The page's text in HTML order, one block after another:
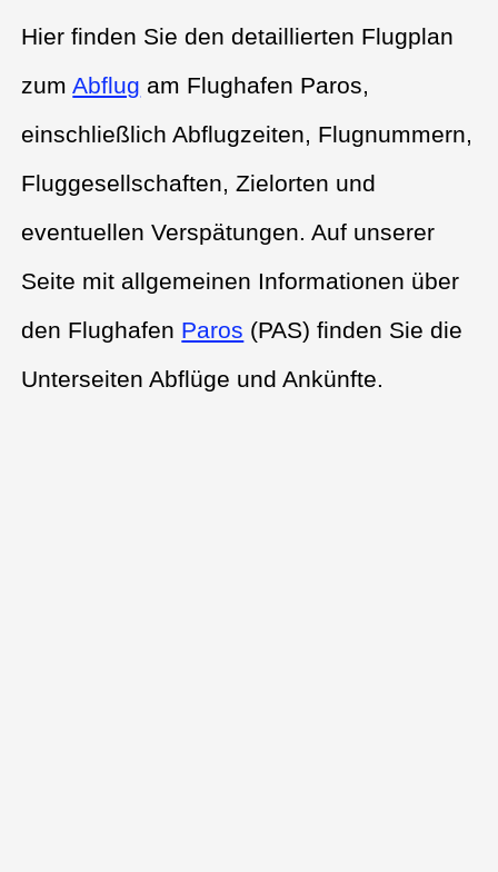
Hier finden Sie den detaillierten Flugplan
zumAbflug am Flughafen Paros,
einschließlich Abflugzeiten, Flugnummern,
Fluggesellschaften, Zielorten und
eventuellen Verspätungen. Auf unserer
Seite mit allgemeinen Informationen über
den Flughafen Paros (PAS) finden Sie die
Unterseiten Abflüge und Ankünfte.